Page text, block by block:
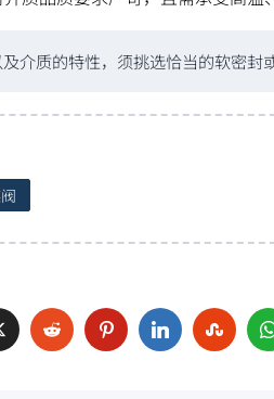
介质的特性，须挑选恰当的软密封